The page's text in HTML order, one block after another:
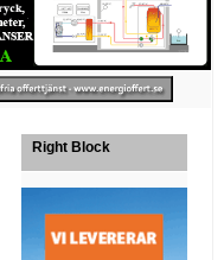
Right Block